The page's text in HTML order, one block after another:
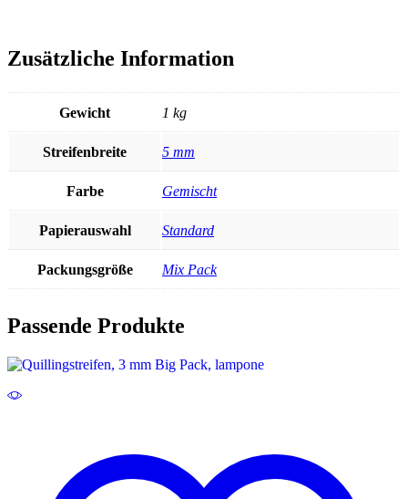
Zusätzliche Information
Gewicht 1 kg
Streifenbreite 5 mm
Farbe Gemischt
Papierauswahl Standard
Packungsgröße Mix Pack
Passende Produkte